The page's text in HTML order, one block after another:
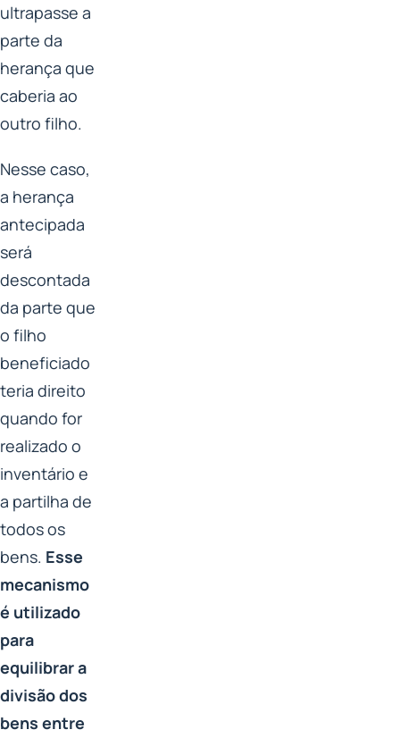
ultrapasse a
parte da
herança que
caberia ao
outro filho.
Nesse caso,
a herança
antecipada
será
descontada
da parte que
o filho
beneficiado
teria direito
quando for
realizado o
inventário e
a partilha de
todos os
bens. Esse
mecanismo
é utilizado
para
equilibrar a
divisão dos
bens entre